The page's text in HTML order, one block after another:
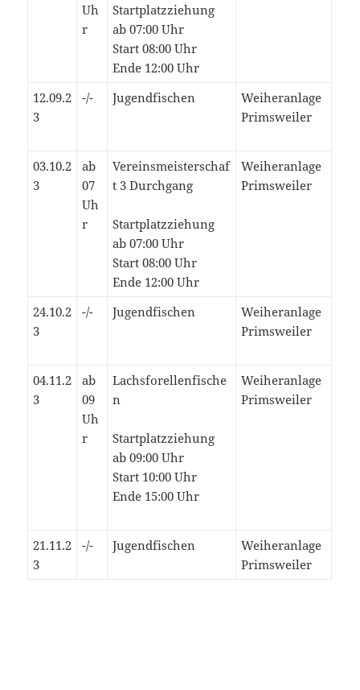
Uh
r
Startplatzziehung
ab 07:00 Uhr
Start 08:00 Uhr
Ende 12:00 Uhr
12.09.2
3
-/- Jugendfischen
Weiheranlage
Primsweiler
03.10.2
3
ab
07
Uh
r
Vereinsmeisterschaf
t 3 Durchgang
Startplatzziehung
ab 07:00 Uhr
Start 08:00 Uhr
Ende 12:00 Uhr
Weiheranlage
Primsweiler
24.10.2
3
-/- Jugendfischen
Weiheranlage
Primsweiler
04.11.2
3
ab
09
Uh
r
Lachsforellenfische
n
Startplatzziehung
ab 09:00 Uhr
Start 10:00 Uhr
Ende 15:00 Uhr
Weiheranlage
Primsweiler
21.11.2
3
-/- Jugendfischen
Weiheranlage
Primsweiler